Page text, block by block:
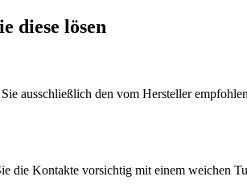
diese lösen
ausschließlich den vom Hersteller
die Kontakte vorsichtig mit einem weichen